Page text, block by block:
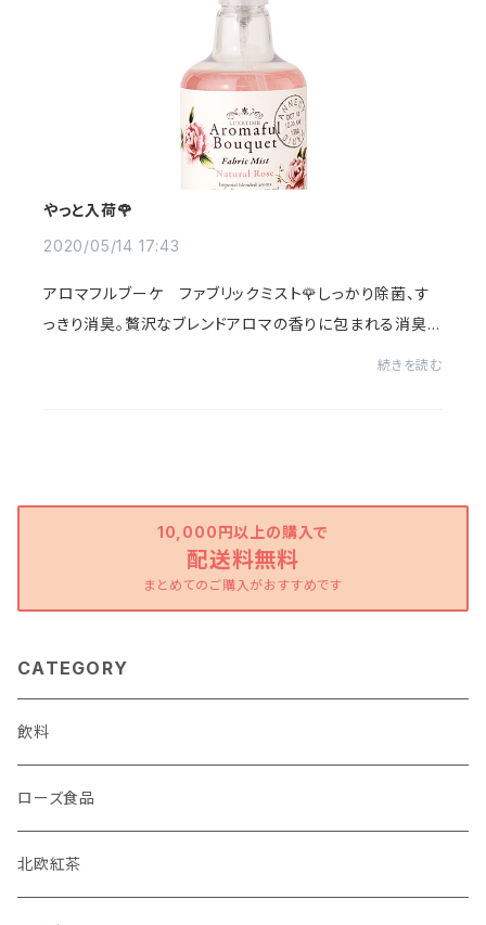
やっと入荷🌹
2020/05/14 17:43
アロマフルブーケ ファブリックミスト🌹しっかり除菌、す
っきり消臭。贅沢なブレンドアロマの香りに包まれる消臭・
続きを読む
10,000円以上の購入で
配送料無料
まとめてのご購入がおすすめです
CATEGORY
飲料
ローズ食品
北欧紅茶